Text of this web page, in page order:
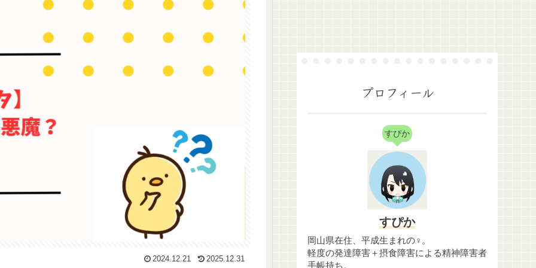
2024.12.21 2025.12.31
プロフィール
すぴか
すぴか
岡山県在住、平成生まれの♀。
軽度の発達障害＋摂食障害による精神障害者
手帳持ち。